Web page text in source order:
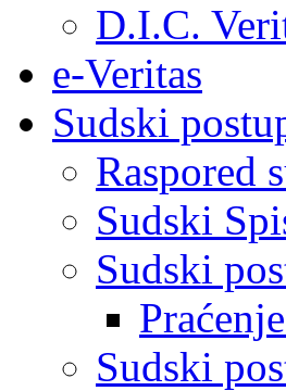
D.I.C.
e-Veritas
Sudski
Raspored
Sudski
Sudski
Sudski